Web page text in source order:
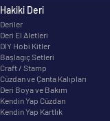
Hakiki Deri
Deriler
Deri El Aletleri
DIY Hobi Kitler
Başlagıç Setleri
Craft / Stamp
Cüzdan ve Çanta Kalıpları
Deri Boya ve Bakım
Kendin Yap Cüzdan
Kendin Yap Kartlık